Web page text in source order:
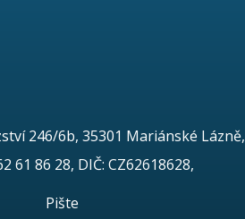
246/6b, 35301 Mariánské Lázně,
61 86 28, DIČ: CZ62618628,
Pište